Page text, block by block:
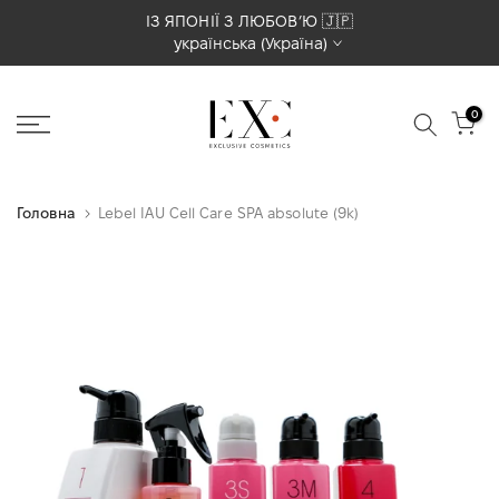
вмісту
ІЗ ЯПОНІЇ З ЛЮБОВʼЮ 🇯🇵
українська (Україна)
0
Головна Lebel IAU Cell Care SPA absolute (9k)